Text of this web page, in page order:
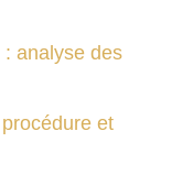
analyse des
et